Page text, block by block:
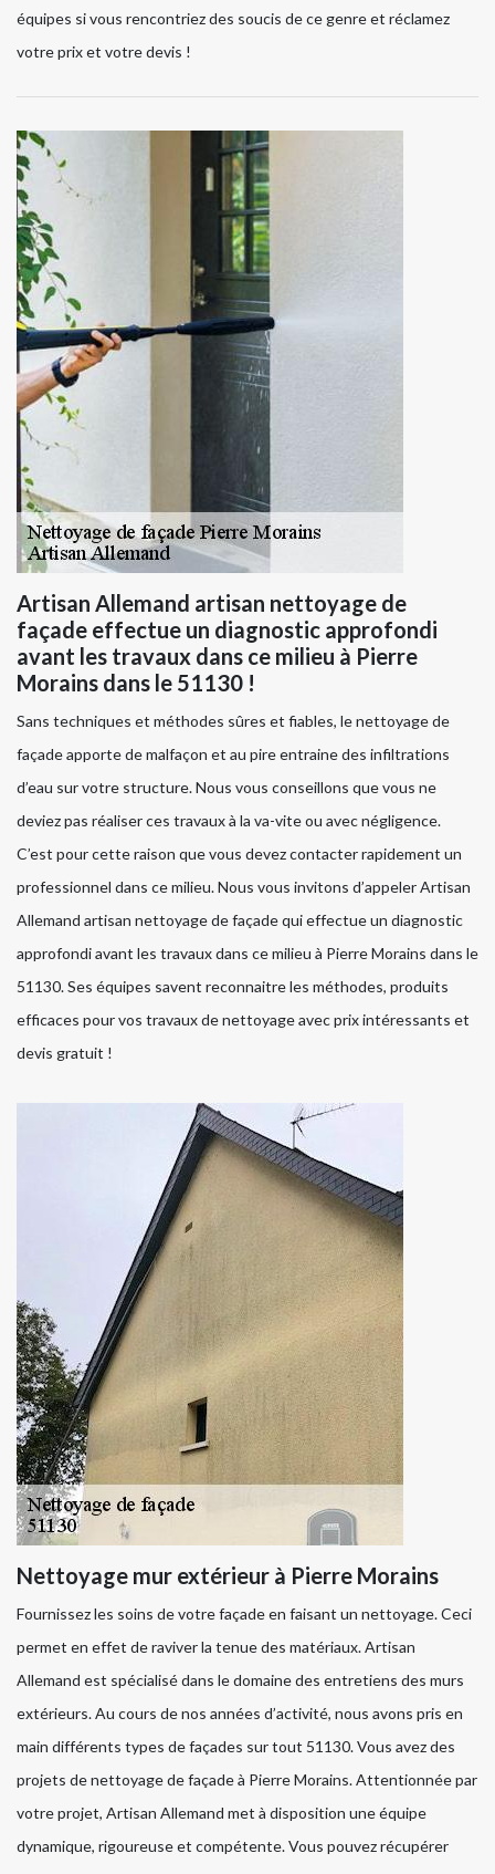
équipes si vous rencontriez des soucis de ce genre et réclamez
votre prix et votre devis !
Artisan Allemand artisan nettoyage de
façade effectue un diagnostic approfondi
avant les travaux dans ce milieu à Pierre
Morains dans le 51130 !
Sans techniques et méthodes sûres et fiables, le nettoyage de
façade apporte de malfaçon et au pire entraine des infiltrations
d’eau sur votre structure. Nous vous conseillons que vous ne
deviez pas réaliser ces travaux à la va-vite ou avec négligence.
C’est pour cette raison que vous devez contacter rapidement un
professionnel dans ce milieu. Nous vous invitons d’appeler Artisan
Allemand artisan nettoyage de façade qui effectue un diagnostic
approfondi avant les travaux dans ce milieu à Pierre Morains dans le
51130. Ses équipes savent reconnaitre les méthodes, produits
efficaces pour vos travaux de nettoyage avec prix intéressants et
devis gratuit !
Nettoyage mur extérieur à Pierre Morains
Fournissez les soins de votre façade en faisant un nettoyage. Ceci
permet en effet de raviver la tenue des matériaux. Artisan
Allemand est spécialisé dans le domaine des entretiens des murs
extérieurs. Au cours de nos années d’activité, nous avons pris en
main différents types de façades sur tout 51130. Vous avez des
projets de nettoyage de façade à Pierre Morains. Attentionnée par
votre projet, Artisan Allemand met à disposition une équipe
dynamique, rigoureuse et compétente. Vous pouvez récupérer